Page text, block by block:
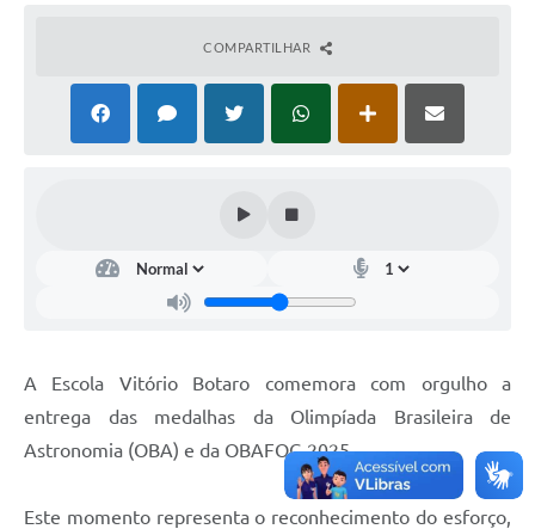
COMPARTILHAR
A Escola Vitório Botaro comemora com orgulho a
entrega das medalhas da Olimpíada Brasileira de
Astronomia (OBA) e da OBAFOG 2025.
Este momento representa o reconhecimento do esforço,